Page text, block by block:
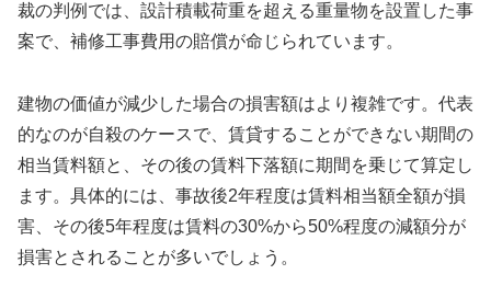
裁の判例では、設計積載荷重を超える重量物を設置した事
案で、補修工事費用の賠償が命じられています。
建物の価値が減少した場合の損害額はより複雑です。代表
的なのが自殺のケースで、賃貸することができない期間の
相当賃料額と、その後の賃料下落額に期間を乗じて算定し
ます。具体的には、事故後2年程度は賃料相当額全額が損
害、その後5年程度は賃料の30%から50%程度の減額分が
損害とされることが多いでしょう。